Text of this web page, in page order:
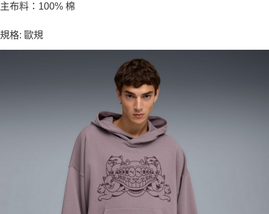
主布料：100% 棉
規格: 歐規